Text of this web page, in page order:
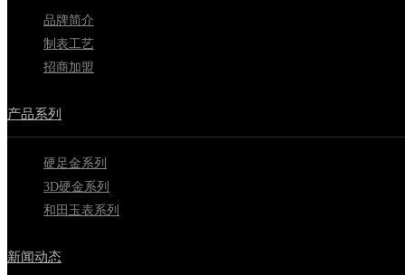
品牌简介
制表工艺
招商加盟
产品系列
硬足金系列
3D硬金系列
和田玉表系列
新闻动态